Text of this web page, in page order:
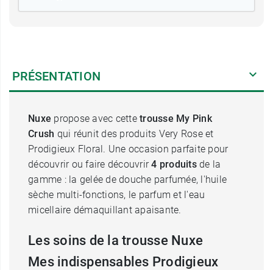
PRÉSENTATION
Nuxe propose avec cette trousse My Pink
Crush qui réunit des produits Very Rose et
Prodigieux Floral. Une occasion parfaite pour
découvrir ou faire découvrir4 produitsde la
gamme : la gelée de douche parfumée, l'huile
sèche multi-fonctions, le parfum et l'eau
micellaire démaquillant apaisante.
Les soins de la trousse Nuxe
Mes indispensables Prodigieux